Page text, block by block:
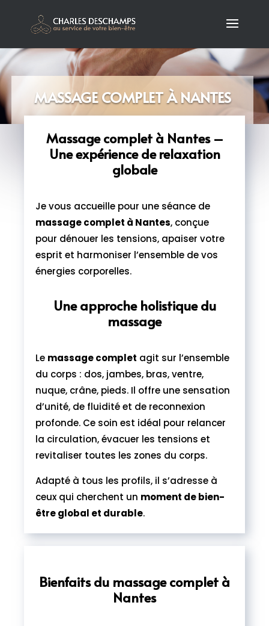
MASSAGE COMPLET À NANTES
Massage complet à Nantes –
Une expérience de relaxation
globale
Je vous accueille pour une séance de
massage complet à Nantes, conçue
pour dénouer les tensions, apaiser votre
esprit et harmoniser l’ensemble de vos
énergies corporelles.
Une approche holistique du
massage
Le massage complet agit sur l’ensemble
du corps : dos, jambes, bras, ventre,
nuque, crâne, pieds. Il offre une sensation
d’unité, de fluidité et de reconnexion
profonde. Ce soin est idéal pour relancer
la circulation, évacuer les tensions et
revitaliser toutes les zones du corps.
Adapté à tous les profils, il s’adresse à
ceux qui cherchent un moment de bien-
être global et durable.
Bienfaits du massage complet à
Nantes